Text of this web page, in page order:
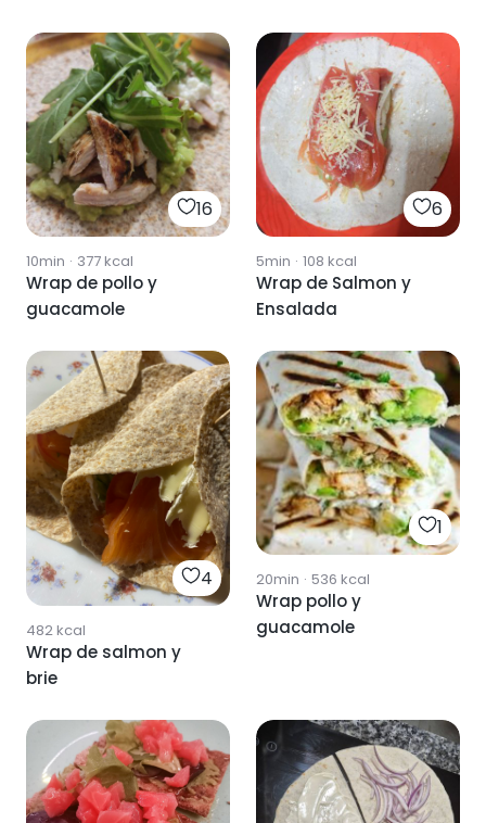
16
10min · 377kcal
Wrap de pollo y
guacamole
6
5min · 108 kcal
Wrap de Salmon y
Ensalada
4
482kcal
Wrap de salmon y
brie
1
20min · 536 kcal
Wrap pollo y
guacamole